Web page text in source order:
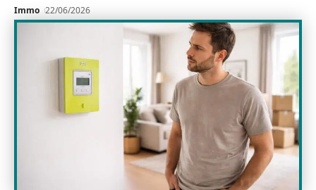
Immo 22/06/2026